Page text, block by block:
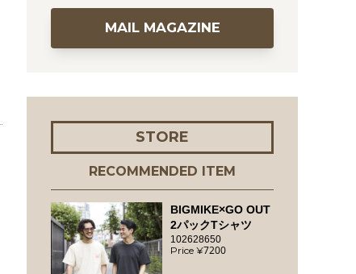
MAIL MAGAZINE
STORE
RECOMMENDED ITEM
BIGMIKE×GO OUT
2パックTシャツ
102628650
7200